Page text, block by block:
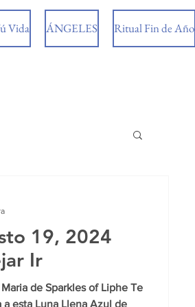
Vida ÁNGELES Ritual Fin de Año
19, 2024
Ir
de Sparkles of Liphe Te
esta Luna Llena Azul de